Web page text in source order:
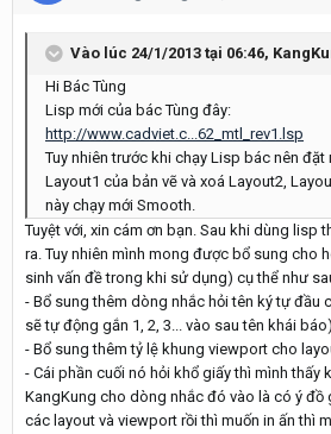
Vào lúc 24/1/2013 tại 06:46,
Hi Bác Tùng
Lisp mới của bác Tùng đây:
http://www.cadviet.c...62_mtl_rev1.lsp
Tuy nhiên trước khi chạy Lisp bác nên đặt
Layout1 của bản vẽ và xoá Layout2,
này chạy mới Smooth.
Tuyệt với, xin cám ơn bạn. Sau khi dùng lisp
ra. Tuy nhiên mình mong được bổ sung cho
sinh vấn đề trong khi sử dụng) cụ thể như
- Bổ sung thêm dòng nhắc hỏi tên ký tự đầu
sẽ tự động gắn 1, 2, 3... vào sau tên khái báo)
- Bổ sung thêm tỷ lệ khung viewport cho
- Cái phần cuối nó hỏi khổ giấy thì mình thấy
KangKung cho dòng nhắc đó vào là có ý đồ
các layout và viewport rồi thì muốn in ấn thì